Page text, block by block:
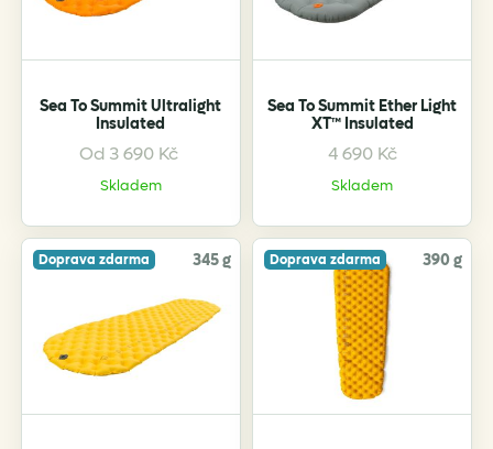
Sea To Summit Ultralight
Insulated
Od 3 690 Kč
Skladem
This
product
multiple
variants.
options
may
be
on
Sea To Summit Ether Light
XT™ Insulated
4 690 Kč
Skladem
This
product
multiple
variants.
The
options
may
be
chosen
on
Doprava zdarma 345 g Doprava zdarma 390 g